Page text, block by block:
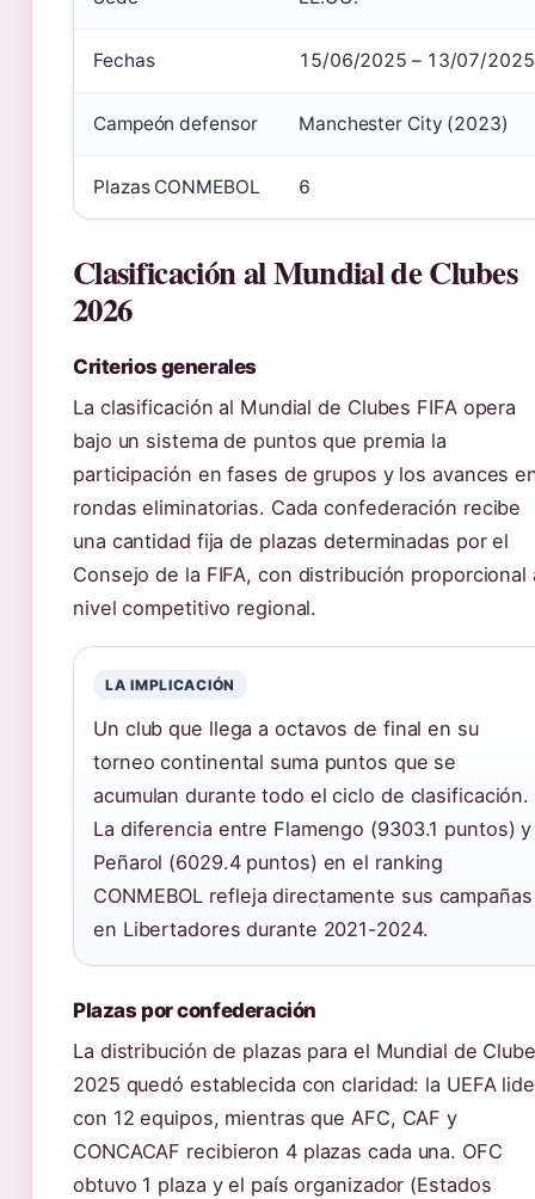
Fechas 15/06/2025 – 13/07/2025
Campeón defensor Manchester City (2023)
Plazas CONMEBOL 6
Clasificación al Mundial de Clubes
2026
Criterios generales
La clasificación al Mundial de Clubes FIFA opera
bajo un sistema de puntos que premia la
participación en fases de grupos y los avances
rondas eliminatorias. Cada confederación recibe
una cantidad fija de plazas determinadas por el
Consejo de la FIFA, con distribución proporcional
nivel competitivo regional.
LA IMPLICACIÓN
Un club que llega a octavos de final en su
torneo continental suma puntos que se
acumulan durante todo el ciclo de clasificación.
La diferencia entre Flamengo (9303.1 puntos) y
Peñarol (6029.4 puntos) en el ranking
CONMEBOL refleja directamente sus campañas
en Libertadores durante 2021-2024.
Plazas por confederación
La distribución de plazas para el Mundial de
2025 quedó establecida con claridad: la UEFA
con 12 equipos, mientras que AFC, CAF y
CONCACAF recibieron 4 plazas cada una. OFC
obtuvo 1 plaza y el país organizador (Estados